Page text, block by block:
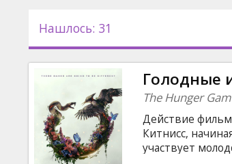
Новости
Кинозакуски
Нашлось: 31
Голодные
The Hunger
Действие
Китнисс,
участвует